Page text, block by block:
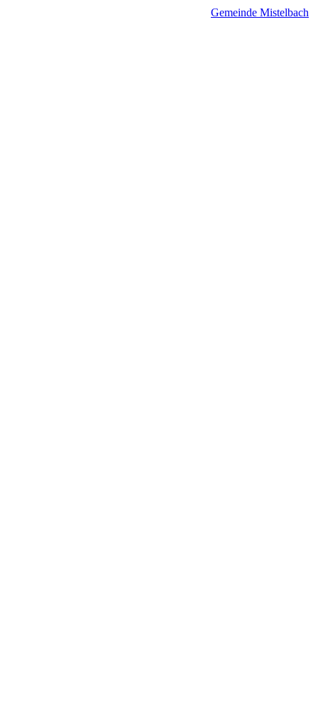
Gemeinde Mistelbach